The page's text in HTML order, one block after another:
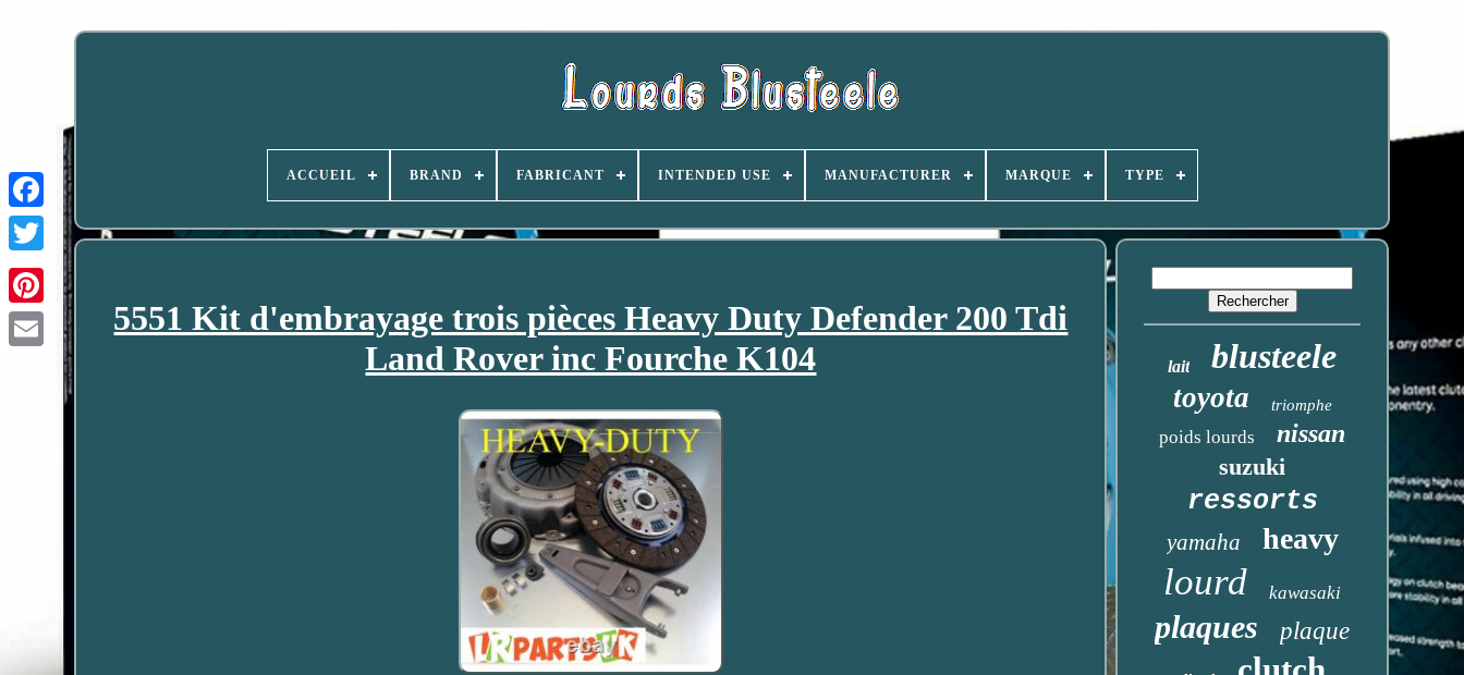
ACCUEIL BRAND FABRICANT INTENDED USE MANUFACTURER MARQUE TYPE
5551 Kit d'embrayage trois pièces Heavy Duty Defender 200 Tdi
Land Rover inc Fourche K104
lait blusteele
toyota triomphe
poids lourds nissan
suzuki
ressorts
yamaha heavy
lourd kawasaki
plaques plaque